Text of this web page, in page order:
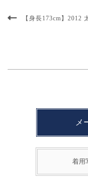
【身長173cm】2012
メ
着用